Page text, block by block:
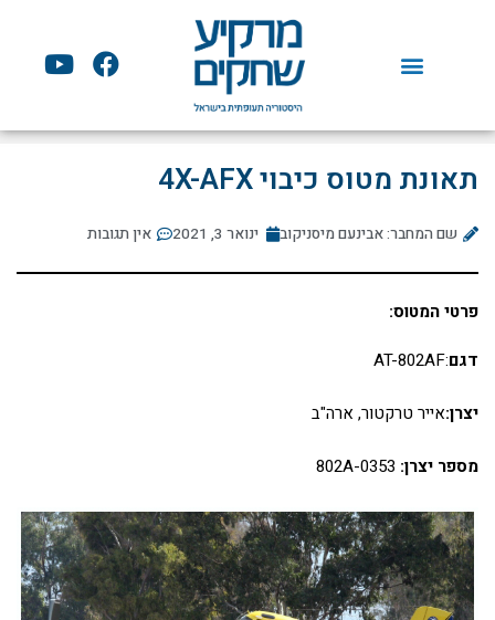
F
a
e
k
Y
o
t
תאונת מטוס כיבוי 4X-AFX
שם המחבר: אבינעם מיסניקוב ינואר 3, 2021 אין תגובות
פרטי המטוס:
דגם:AT-802AF
יצרן:אייר טרקטור, ארה"ב
מספר יצרן: